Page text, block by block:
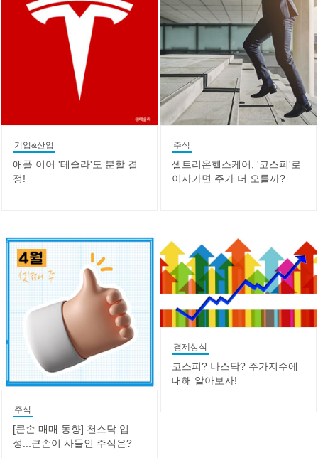
기업&산업
애플 이어 '테슬라'도 분할 결
정!
주식
셀트리온헬스케어, '코스피'로
이사가면 주가 더 오를까?
주식
[큰손 매매 동향] 천스닥 입
성...큰손이 사들인 주식은?
경제상식
코스피? 나스닥? 주가지수에
대해 알아보자!